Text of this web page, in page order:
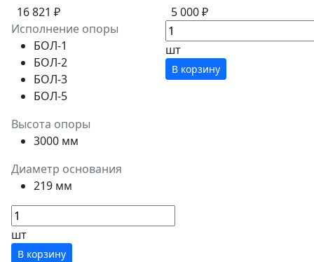
16 821 ₽
Исполнение опоры
БОЛ-1
БОЛ-2
БОЛ-3
БОЛ-5
Высота опоры
3000 мм
Диаметр основания
219 мм
шт
В корзину
5 000 ₽
шт
В корзину